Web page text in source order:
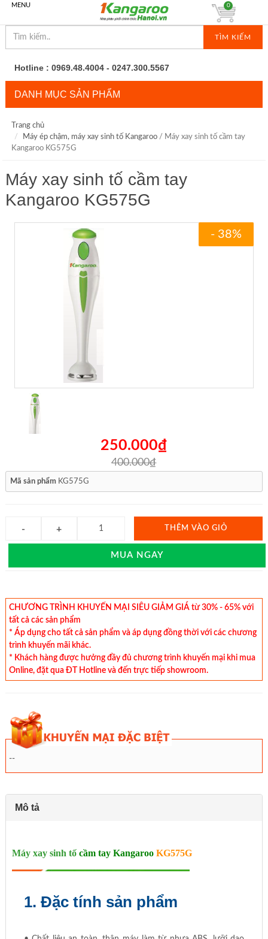
MENU
TÌM KIẾM
0
Hotline : 0969.48.4004 - 0247.300.5567
DANH MỤC SẢN PHẨM
Trang chủ
Máy ép chậm, máy xay sinh tố Kangaroo/ Máy xay sinh tố cầm tay
Kangaroo KG575G
Máy xay sinh tố cầm tay
Kangaroo KG575G
- 38%
250.000₫
400.000₫
Mã sản phẩm KG575G
THÊM VÀO GIỎ
MUA NGAY
CHƯƠNG TRÌNH KHUYẾN MẠI SIÊU GIẢM GIÁ từ 30% - 65% với
tất cả các sản phẩm
* Áp dụng cho tất cả sản phẩm và áp dụng đồng thời với các chương
trình khuyến mãi khác.
* Khách hàng được hưởng đầy đủ chương trình khuyến mại khi mua
Online, đặt qua ĐT Hotline và đến trực tiếp showroom.
--
Mô tả
Máy xay sinh tốcầm tay Kangaroo KG575G
1. Đặc tính sản phẩm